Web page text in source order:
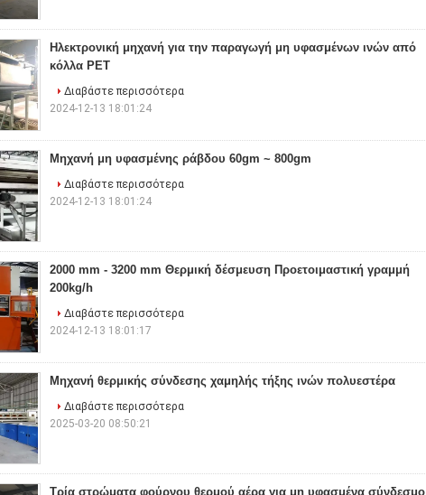
Ηλεκτρονική μηχανή για την παραγωγή μη υφασμένων ινών από
κόλλα PET
Διαβάστε περισσότερα
2024-12-13 18:01:24
Μηχανή μη υφασμένης ράβδου 60gm ~ 800gm
Διαβάστε περισσότερα
2024-12-13 18:01:24
2000 mm - 3200 mm Θερμική δέσμευση Προετοιμαστική γραμμή
200kg/h
Διαβάστε περισσότερα
2024-12-13 18:01:17
Μηχανή θερμικής σύνδεσης χαμηλής τήξης ινών πολυεστέρα
Διαβάστε περισσότερα
2025-03-20 08:50:21
Τρία στρώματα φούρνου θερμού αέρα για μη υφασμένα σύνδεσμο